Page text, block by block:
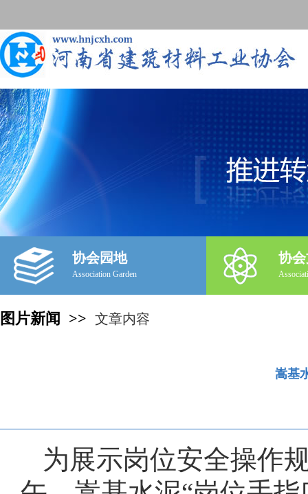
协会园地
Association Garden
协
图片新闻 >> 文章内容
嵩基
为展示岗位安全操作